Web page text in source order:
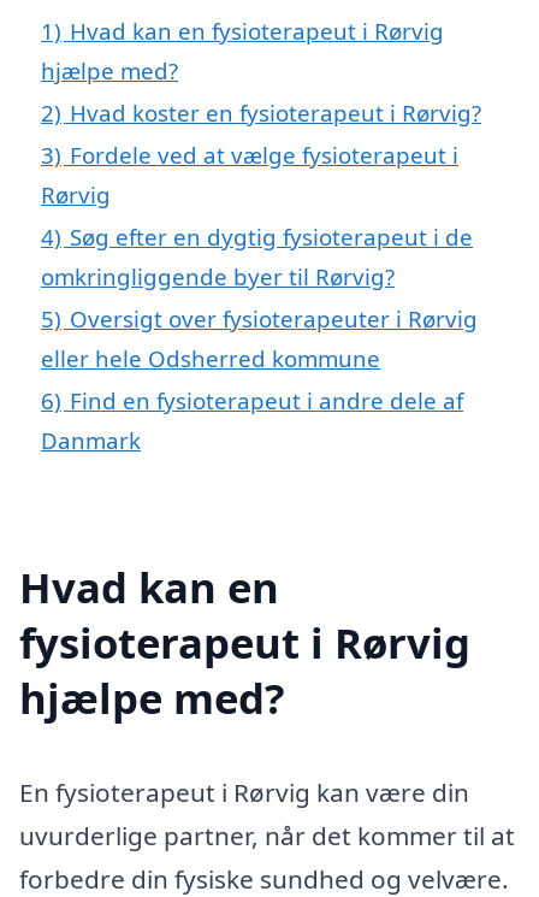
1) Hvad kan en fysioterapeut i Rørvig
hjælpe med?
2) Hvad koster en fysioterapeut i Rørvig?
3) Fordele ved at vælge fysioterapeut i
Rørvig
4) Søg efter en dygtig fysioterapeut i de
omkringliggende byer til Rørvig?
5) Oversigt over fysioterapeuter i Rørvig
eller hele Odsherred kommune
6) Find en fysioterapeut i andre dele af
Danmark
Hvad kan en
fysioterapeut i Rørvig
hjælpe med?
En fysioterapeut i Rørvig kan være din
uvurderlige partner, når det kommer til at
forbedre din fysiske sundhed og velvære.